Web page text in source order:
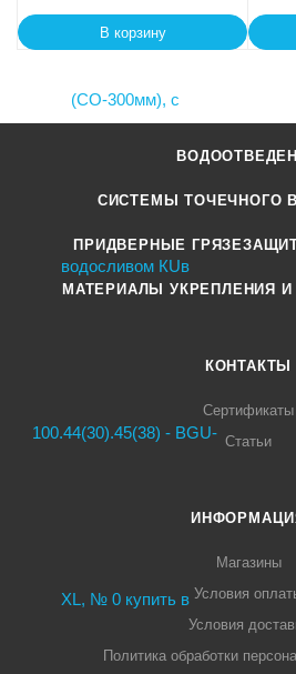
В корзину
СИСТЕМЫ ТОЧЕЧНОГО
ПРИДВЕРНЫЕ
МАТЕРИАЛЫ УКРЕПЛЕНИЯ
КОНТАКТЫ
Сертификаты
Статьи
Магазины
Условия
Условия
Политика обработки